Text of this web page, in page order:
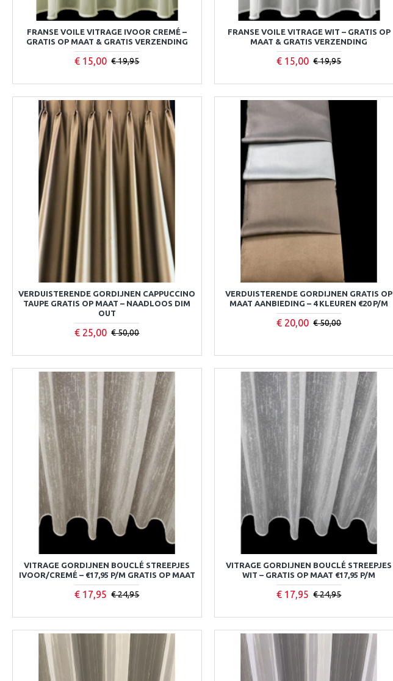
FRANSE VOILE VITRAGE IVOOR CREMÉ –
GRATIS OP MAAT & GRATIS VERZENDING
€ 15,00 € 19,95
FRANSE VOILE VITRAGE WIT – GRATIS OP
MAAT & GRATIS VERZENDING
€ 15,00 € 19,95
VERDUISTERENDE GORDIJNEN CAPPUCCINO
TAUPE GRATIS OP MAAT – NAADLOOS DIM
OUT
€ 25,00 € 50,00
VERDUISTERENDE GORDIJNEN GRATIS OP
MAAT AANBIEDING – 4 KLEUREN €20 P/M
€ 20,00 € 50,00
VITRAGE GORDIJNEN BOUCLÉ STREEPJES
IVOOR/CREMÉ – €17,95 P/M GRATIS OP MAAT
€ 17,95 € 24,95
VITRAGE GORDIJNEN BOUCLÉ STREEPJES
WIT – GRATIS OP MAAT €17,95 P/M
€ 17,95 € 24,95